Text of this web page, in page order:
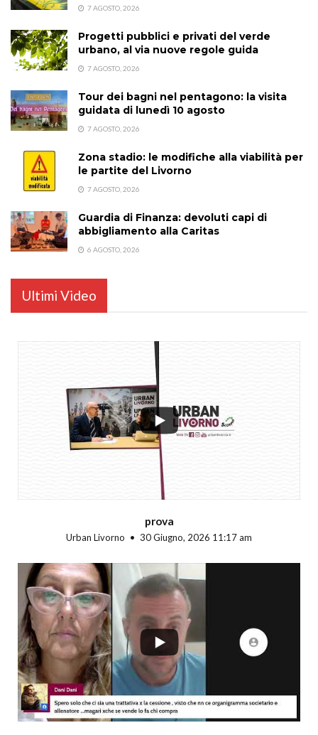
7 AGOSTO, 2026
Progetti pubblici e privati del verde
urbano, al via nuove regole guida
7 AGOSTO, 2026
Tour dei bagni nel pentagono: la visita
guidata di lunedì 10 agosto
7 AGOSTO, 2026
Zona stadio: le modifiche alla viabilità per
le partite del Livorno
7 AGOSTO, 2026
Guardia di Finanza: devoluti capi di
abbigliamento alla Caritas
6 AGOSTO, 2026
Ultimi Video
prova
Urban Livorno 30 Giugno, 2026 11:17 am